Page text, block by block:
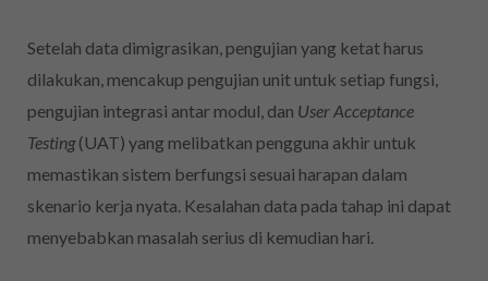
Setelah data dimigrasikan, pengujian yang ketat harus
dilakukan, mencakup pengujian unit untuk setiap fungsi,
pengujian integrasi antar modul, dan User Acceptance
Testing(UAT) yang melibatkan pengguna akhir untuk
memastikan sistem berfungsi sesuai harapan dalam
skenario kerja nyata. Kesalahan data pada tahap ini dapat
menyebabkan masalah serius di kemudian hari.